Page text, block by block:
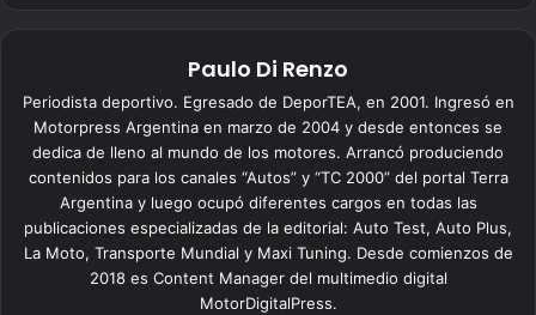
Paulo Di Renzo
Periodista deportivo. Egresado de DeporTEA, en 2001. Ingresó en
Motorpress Argentina en marzo de 2004 y desde entonces se
dedica de lleno al mundo de los motores. Arrancó produciendo
contenidos para los canales “Autos” y “TC 2000” del portal Terra
Argentina y luego ocupó diferentes cargos en todas las
publicaciones especializadas de la editorial: Auto Test, Auto Plus,
La Moto, Transporte Mundial y Maxi Tuning. Desde comienzos de
2018 es Content Manager del multimedio digital
MotorDigitalPress.